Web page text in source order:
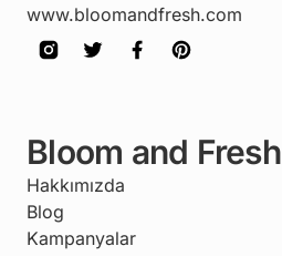
www.bloomandfresh.com
Bloom and Fresh
Hakkımızda
Blog
Kampanyalar